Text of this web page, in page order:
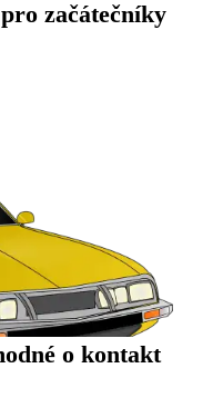
začátečníky
o kontakt